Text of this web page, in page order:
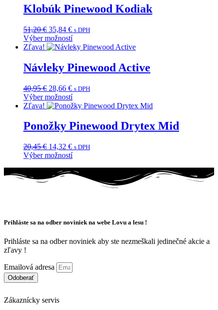
na
stránke
produktu.
má
viacero
Možnosti
si
môžete
na
stránke
produktu.
Klobúk Pinewood Kodiak
51,20€ Pôvodná
cena
bola:
35,84 €Aktuálna
cena
je:
s DPH
Výber možností
Tento
má
viacero
Možnosti
si
môžete
na
stránke
produktu.
Zľava!
Návleky Pinewood Active
40,95€ Pôvodná
cena
bola:
28,66 €Aktuálna
cena
je:
s DPH
Výber možností
Tento
má
viacero
Možnosti
si
môžete
vybrať
Zľava!
Ponožky Pinewood Drytex Mid
20,45€ Pôvodná
cena
20,45 €.
14,32 €Aktuálna
cena
14,32 €.
s DPH
Výber možností
má
môžete
na
stránke
Prihláste sa na odber noviniek na webe Lovu a lesu !
Prihláste sa na odber noviniek aby ste nezmeškali jedinečné akcie a
zľavy !
Emailová adresa
Odoberať
Zákaznícky servis